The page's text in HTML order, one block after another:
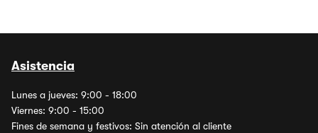
Asistencia
Lunes a jueves: 9:00 - 18:00
Viernes: 9:00 - 15:00
Fines de semana y festivos: Sin atención al cliente